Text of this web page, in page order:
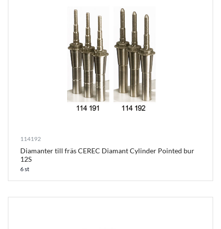
114192
Diamanter till fräs CEREC Diamant Cylinder Pointed bur
12S
6 st